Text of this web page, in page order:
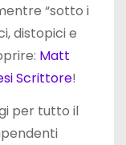
“sotto i
distopici e
Matt
Scrittore!
per tutto il